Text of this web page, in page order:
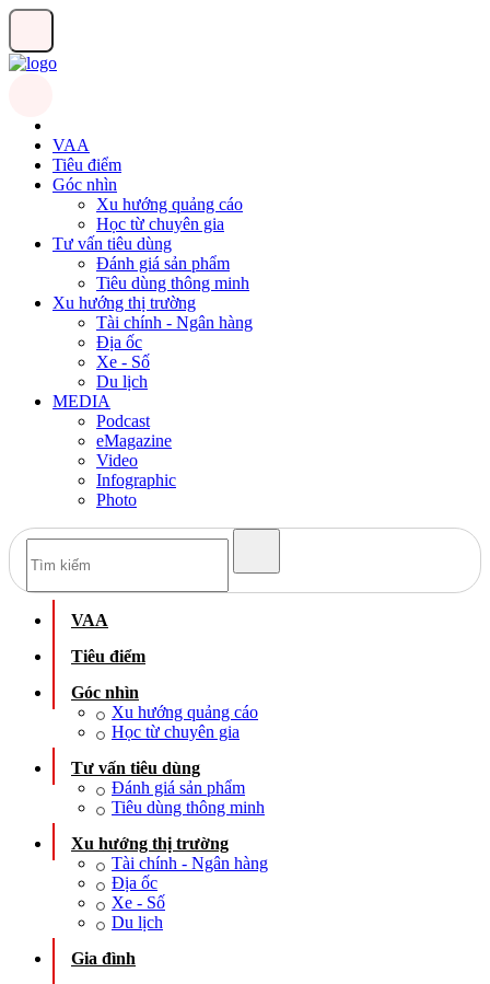
VAA
Tiêu điểm
Góc nhìn
Xu hướng quảng cáo
Học từ chuyên gia
Tư vấn tiêu dùng
Đánh giá sản phẩm
Tiêu dùng thông minh
Xu hướng thị trường
Tài chính - Ngân hàng
Địa ốc
Xe - Số
Du lịch
MEDIA
Podcast
eMagazine
Video
Infographic
Photo
VAA
Tiêu điểm
Góc nhìn
Xu hướng quảng cáo
Học từ chuyên gia
Tư vấn tiêu dùng
Đánh giá sản phẩm
Tiêu dùng thông minh
Xu hướng thị trường
Tài chính - Ngân hàng
Địa ốc
Xe - Số
Du lịch
Gia đình